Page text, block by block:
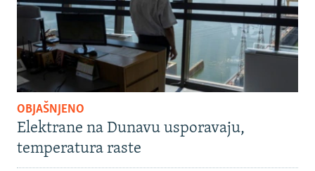
OBJAŠNJENO
Elektrane na Dunavu usporavaju,
temperatura raste